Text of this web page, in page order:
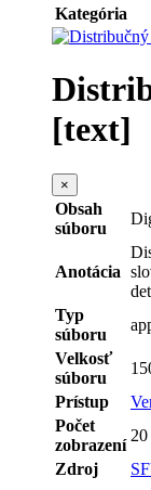
Kategória
[text]
×
Obsah
súboru
Anotácia
Typ
súboru
Velkosť
súboru
Prístup
Počet
zobrazení
20
Zdroj